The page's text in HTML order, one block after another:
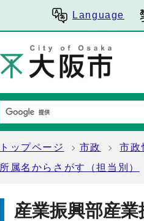
Language
トップページ 市政 市政
所属名からさがす（担当別）
産業振興部産